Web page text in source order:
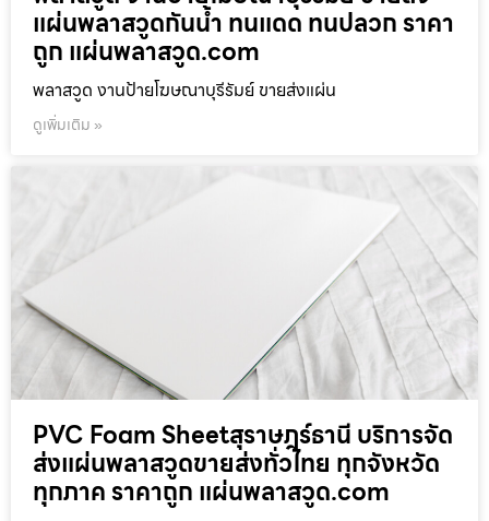
แผ่นพลาสวูดกันน้ำ ทนแดด ทนปลวก ราคา
ถูก แผ่นพลาสวูด.com
พลาสวูด งานป้ายโฆษณาบุรีรัมย์ ขายส่งแผ่น
ดูเพิ่มเติม »
PVC Foam Sheetสุราษฎร์ธานี บริการจัด
ส่งแผ่นพลาสวูดขายส่งทั่วไทย ทุกจังหวัด
ทุกภาค ราคาถูก แผ่นพลาสวูด.com